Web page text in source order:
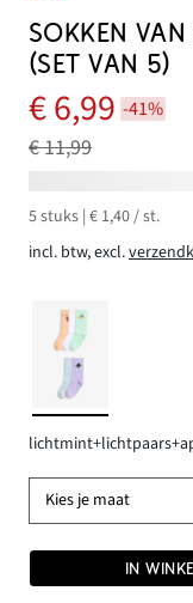
SOKKEN
(SET VAN 5)
€ 6,99 -41%
€ 11,99
5 stuks | € 1,40 / st.
incl. btw, excl.
Kies je maat
IN